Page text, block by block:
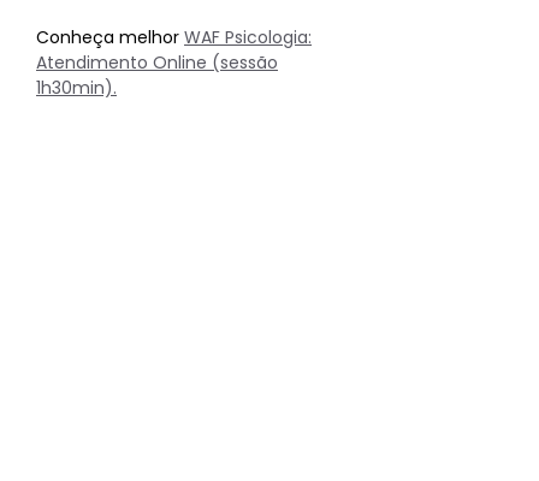
Conheça melhor WAF Psicologia:
Atendimento Online (sessão
1h30min).